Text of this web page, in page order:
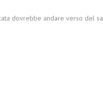
dovrebbe andare verso del